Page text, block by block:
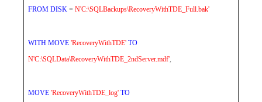
FROM DISK = N'C:\SQLBackups\RecoveryWithTDE_Full.bak'
WITH MOVE 'RecoveryWithTDE' TO
N'C:\SQLData\RecoveryWithTDE_2ndServer.mdf',
MOVE 'RecoveryWithTDE_log' TO